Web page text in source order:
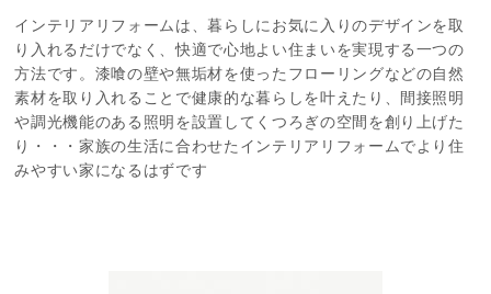
インテリアリフォームは、暮らしにお気に入りのデザインを取
り入れるだけでなく、快適で心地よい住まいを実現する一つの
方法です。漆喰の壁や無垢材を使ったフローリングなどの自然
素材を取り入れることで健康的な暮らしを叶えたり、間接照明
や調光機能のある照明を設置してくつろぎの空間を創り上げた
り・・・家族の生活に合わせたインテリアリフォームでより住
みやすい家になるはずです